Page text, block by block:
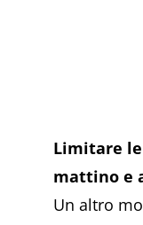
Limitare
mattino e
Un altro